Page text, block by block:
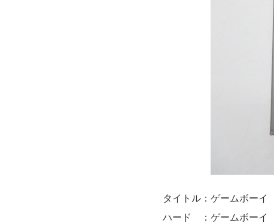
タイトル：ゲームボーイ
ハード ：ゲームボーイ